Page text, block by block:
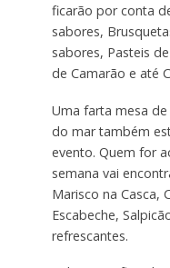
ficarão por conta
sabores,
sabores, Pasteis
de Camarão e até
Uma farta mesa
do mar também
evento. Quem for
semana vai
Marisco na Casca,
Escabeche,
refrescantes.